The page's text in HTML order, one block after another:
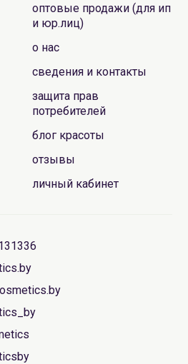
оптовые продажи (для ип
и юр.лиц)
о нас
сведения и контакты
защита прав
потребителей
блог красоты
отзывы
личный кабинет